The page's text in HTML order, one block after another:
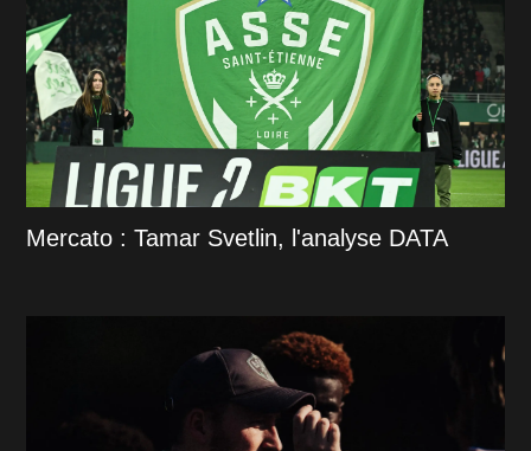
Mercato : Tamar Svetlin, l'analyse DATA